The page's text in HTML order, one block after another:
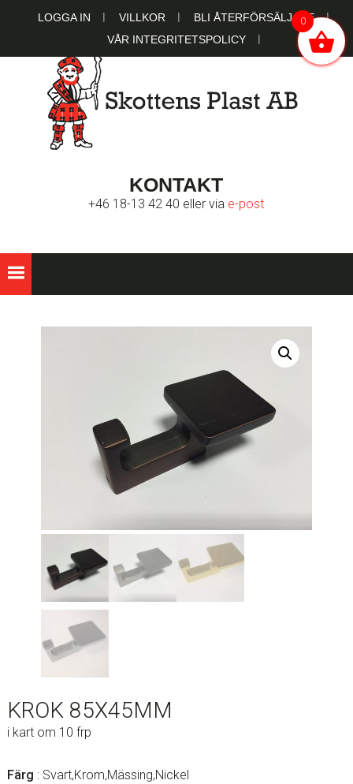
LOGGA IN VILLKOR
BLI ÅTERFÖRSÄLJARE
VÅR INTEGRITETSPOLICY
SKOTTENS
PLAST AB
KONTAKT
+46 18-13 42 40 eller via e-post
KROK 85X45MM
i kart om 10 frp
Färg : Svart,Krom,Mässing,Nickel
0